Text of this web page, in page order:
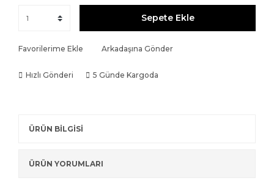
Sepete Ekle
Favorilerime Ekle Arkadaşına Gönder
Hızlı Gönderi 5 Günde Kargoda
ÜRÜN BİLGİSİ
ÜRÜN YORUMLARI